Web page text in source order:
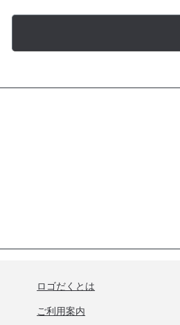
ロゴだくとは
ご利用案内